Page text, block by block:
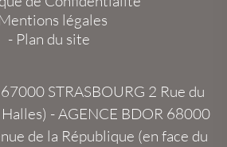
Mentions légales
- Plan du site
STRASBOURG 2 Rue du
-AGENCE BDOR 68000
de la République (en face du